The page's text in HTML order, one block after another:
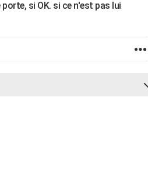
si OK. si ce n'est pas lui